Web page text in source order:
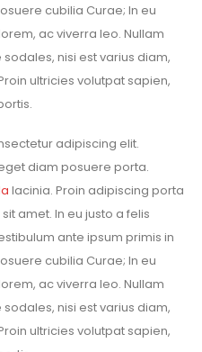
cubilia Curae; In eu
ac viverra leo. Nullam
nisi est varius diam,
ultricies volutpat sapien,
adipiscing elit.
diam posuere porta.
lacinia. Proin adipiscing porta
amet. In eu justo a felis
ante ipsum primis in
cubilia Curae; In eu
ac viverra leo. Nullam
nisi est varius diam,
ultricies volutpat sapien,